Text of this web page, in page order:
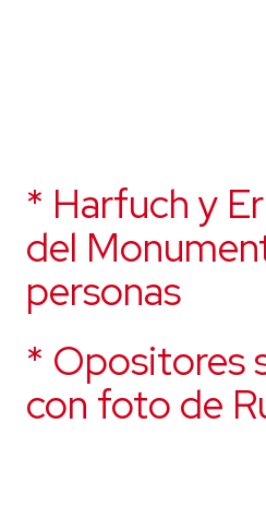
* Harfuch y
del
personas
* Opositores
con foto de